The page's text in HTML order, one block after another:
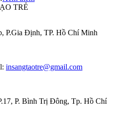
TRẺ
P.Gia Định, TP. Hồ Chí Minh
insangtaotre@gmail.com
P. Bình Trị Đông, Tp. Hồ Chí